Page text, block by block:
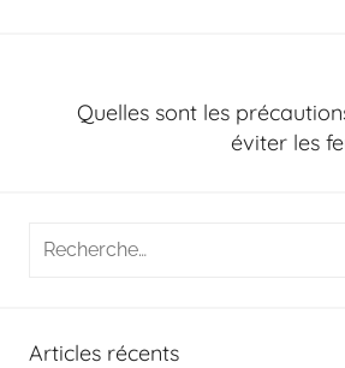
Quelles sont les
éviter les
Recherche
Articles récents